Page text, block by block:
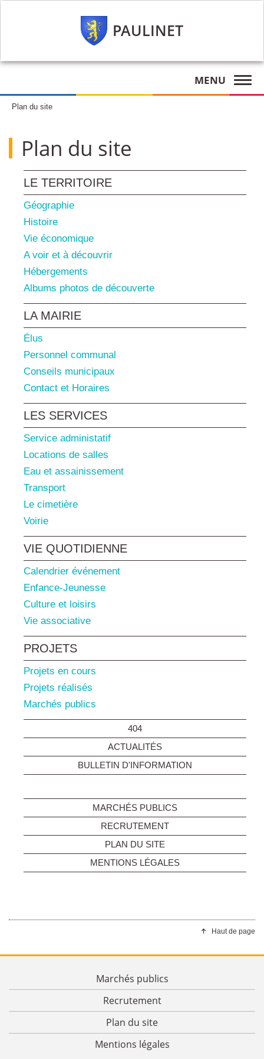
PAULINET
MENU
Plan du site
Plan du site
LE TERRITOIRE
Géographie
Histoire
Vie économique
A voir et à découvrir
Hébergements
Albums photos de découverte
LA MAIRIE
Élus
Personnel communal
Conseils municipaux
Contact et Horaires
LES SERVICES
Service administatif
Locations de salles
Eau et assainissement
Transport
Le cimetière
Voirie
VIE QUOTIDIENNE
Calendrier événement
Enfance-Jeunesse
Culture et loisirs
Vie associative
PROJETS
Projets en cours
Projets réalisés
Marchés publics
404
ACTUALITÉS
BULLETIN D'INFORMATION
MARCHÉS PUBLICS
RECRUTEMENT
PLAN DU SITE
MENTIONS LÉGALES
Haut de page
Marchés publics
Recrutement
Plan du site
Mentions légales